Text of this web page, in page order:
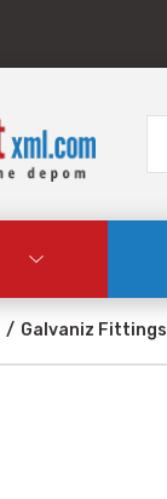
Galvaniz Fittings